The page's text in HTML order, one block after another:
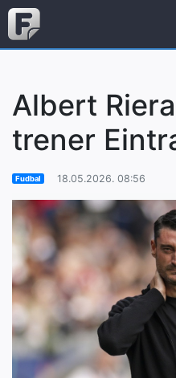
Albert
trener
Fudbal 18.05.2026. 08:56